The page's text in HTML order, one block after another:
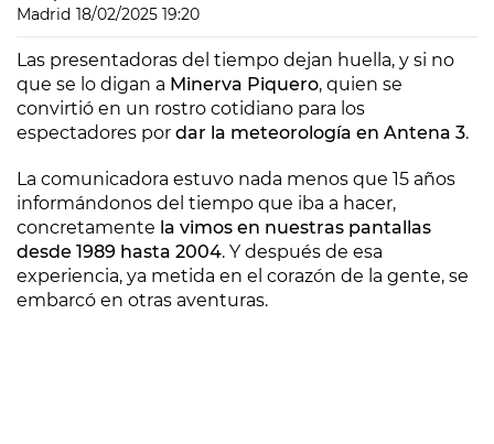
Madrid 18/02/2025 19:20
Las presentadoras del tiempo dejan huella, y si no
que se lo digan a Minerva Piquero, quien se
convirtió en un rostro cotidiano para los
espectadores por dar la meteorología en Antena 3.
La comunicadora estuvo nada menos que 15 años
informándonos del tiempo que iba a hacer,
concretamente la vimos en nuestras pantallas
desde 1989 hasta 2004. Y después de esa
experiencia, ya metida en el corazón de la gente, se
embarcó en otras aventuras.